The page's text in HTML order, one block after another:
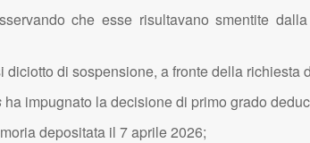
che esse risultavano smentite
diciotto di sospensione, a fronte della
ha impugnato la decisione di primo grado
depositata il 7 aprile 2026;